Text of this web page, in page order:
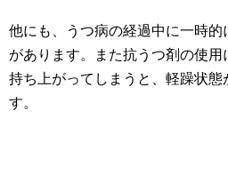
他にも、うつ病の経過中に一時的
があります。また抗うつ剤の使
持ち上がってしまうと、軽躁状態
す。